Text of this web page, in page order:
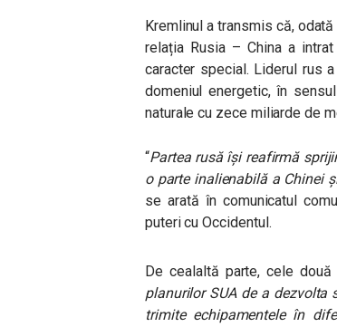
Kremlinul a transmis că,
relația Rusia – China a
caracter special. Liderul rus
domeniul energetic, în
naturale cu zece miliarde de
“Partea rusă își reafirmă
o parte inalienabilă a Chinei
se arată în comunicatul
puteri cu Occidentul.
De cealaltă parte, cele
planurilor SUA de a dezvolta
trimite echipamentele în